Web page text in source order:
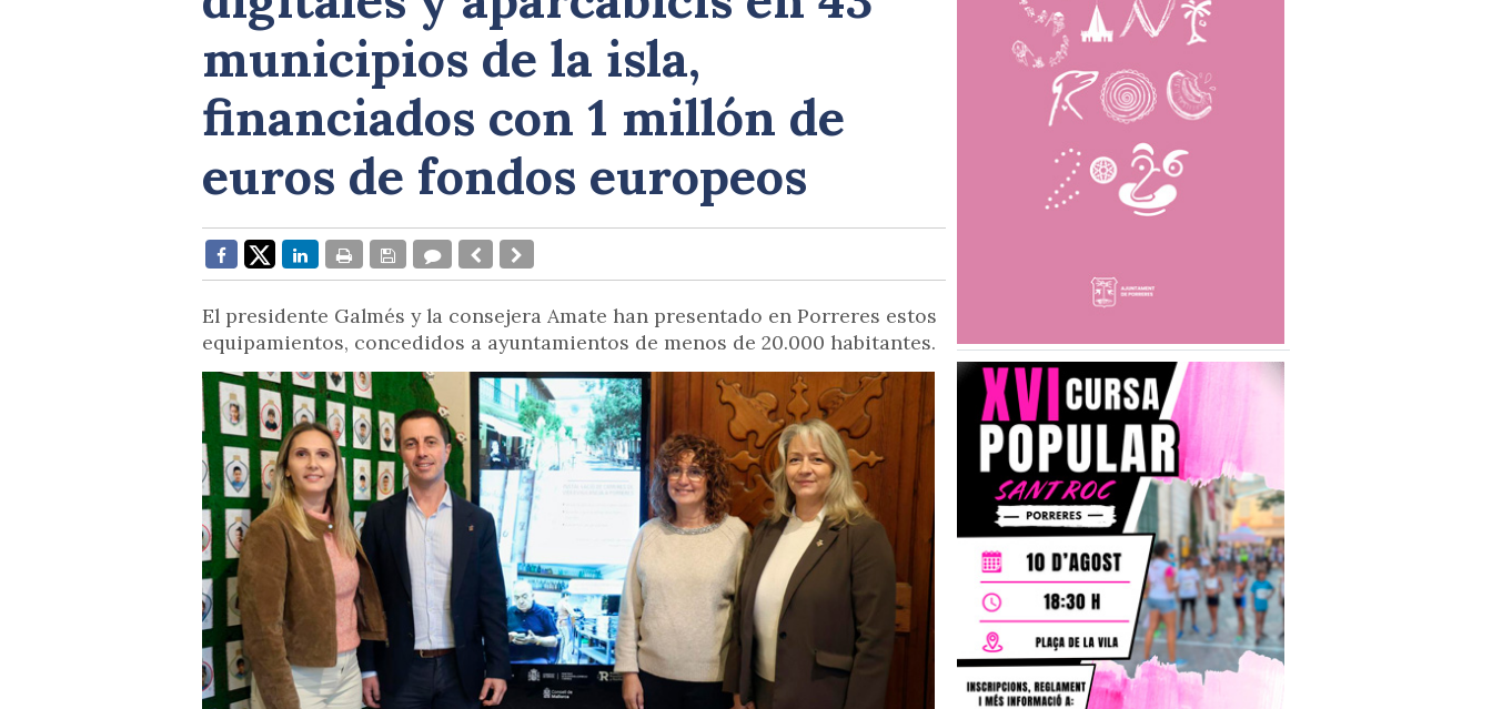
municipios de la isla,
financiados con 1 millón de
euros de fondos europeos
El presidente Galmés y la consejera Amate han presentado en Porreres estos
equipamientos, concedidos a ayuntamientos de menos de 20.000 habitantes.